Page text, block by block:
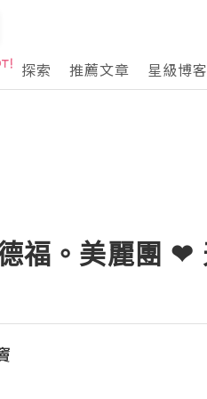
探索 推薦文章 星級博客
福。美麗團 ❤